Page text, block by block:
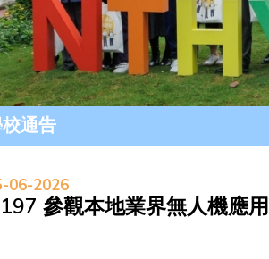
通告
06-2026
參觀本地業界無人機應用